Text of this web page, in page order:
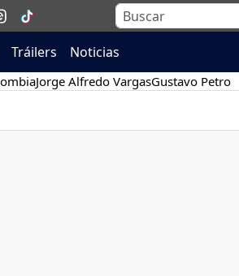
Tráilers Noticias
Jorge Alfredo VargasGustavo Petro